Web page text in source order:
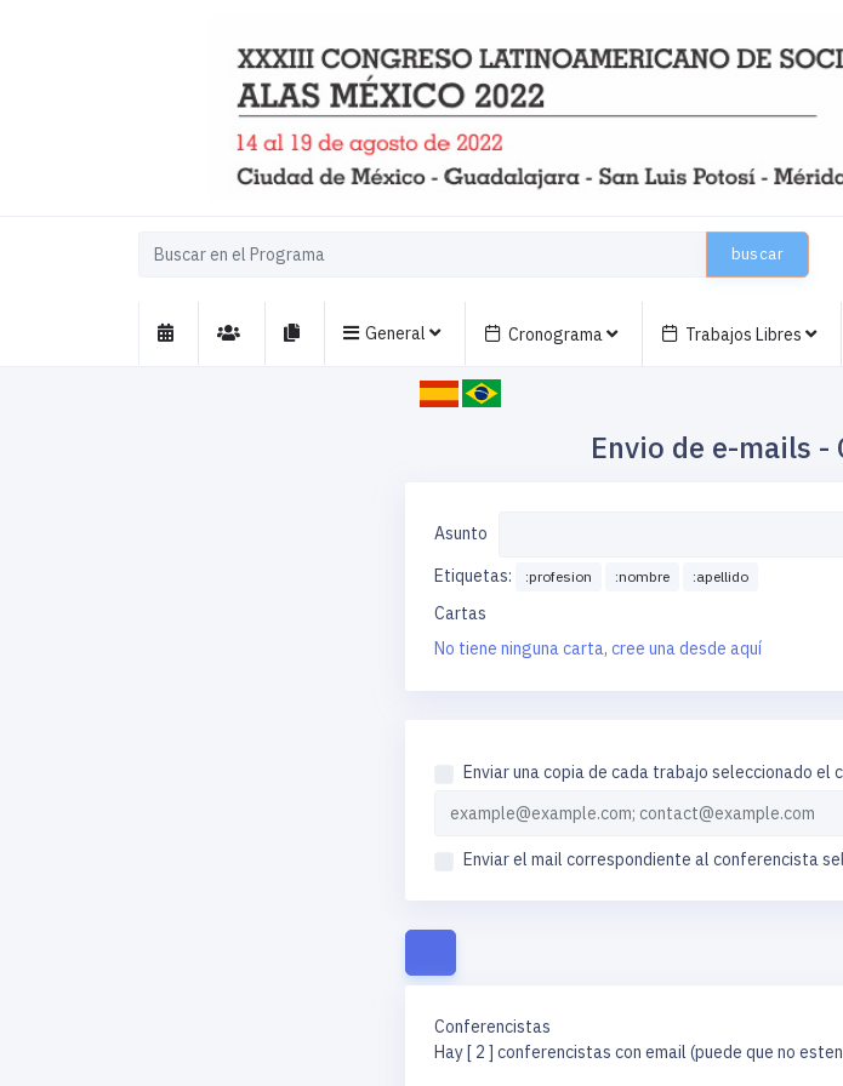
buscar
General Cronograma Trabajos Libres
Envio de e-mails
Asunto
Etiquetas:
:profesion :nombre :apellido
Cartas
No tiene ninguna carta, cree una desde aquí
Enviar una copia de cada trabajo seleccionado el
Enviar el mail correspondiente al conferencista
Conferencistas
Hay [ 2 ] conferencistas con email (puede que no